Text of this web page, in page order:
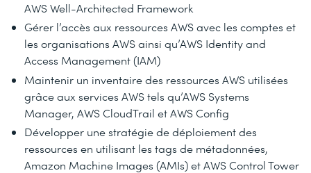
AWS Well-Architected Framework
Gérer l’accès aux ressources AWS avec les comptes et
les organisations AWS ainsi qu’AWS Identity and
Access Management (IAM)
Maintenir un inventaire des ressources AWS utilisées
grâce aux services AWS tels qu’AWS Systems
Manager, AWS CloudTrail et AWS Config
Développer une stratégie de déploiement des
ressources en utilisant les tags de métadonnées,
Amazon Machine Images (AMIs) et AWS Control Tower